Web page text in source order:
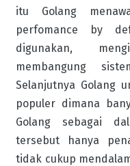
itu Golang
perfomance by
digunakan,
membangung
Selanjutnya Golang
populer dimana
Golang sebagai
tersebut hanya
tidak cukup